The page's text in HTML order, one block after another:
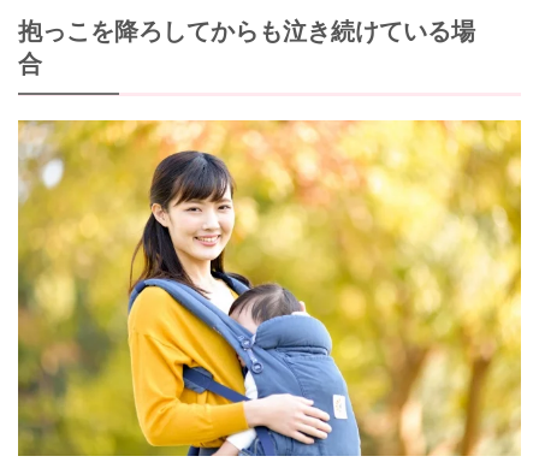
抱っこを降ろしてからも泣き続けている場
合